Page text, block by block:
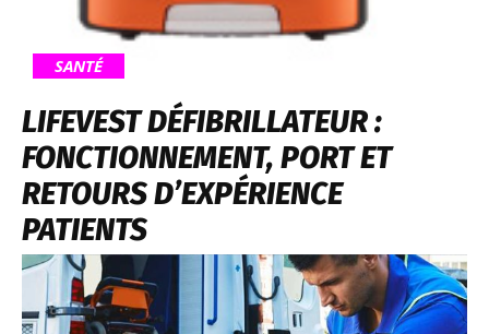
SANTÉ
LIFEVEST DÉFIBRILLATEUR :
FONCTIONNEMENT, PORT ET
RETOURS D’EXPÉRIENCE
PATIENTS